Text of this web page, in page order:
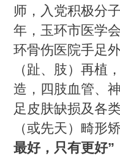
师，入党积极分
年，玉环市医学
环骨伤医院手足
（趾、肢）再植
造，四肢血管、
足皮肤缺损及各
（或先天）畸形
最好，只有更好”